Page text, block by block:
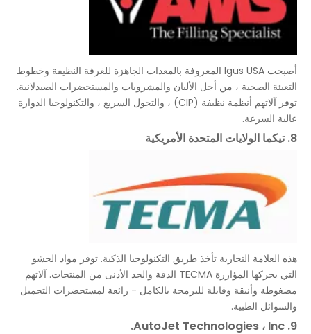
أصبحت Igus USA المعروفة بالمعدات الجاهزة للغرفة النظيفة وخطوط
التعبئة الصحية ، من أجل الألبان والمشروبات والمستحضرات الصيدلانية.
توفر آلاتهم أنظمة نظيفة (CIP) ، والتحول السريع ، والتكنولوجيا الدوارة
عالية السرعة.
8. تيكما الولايات المتحدة الأمريكية
هذه العلامة التجارية تأخذ طريق التكنولوجيا الذكية. توفر مواد الحشو
التي يحركها المؤازرة TECMA الدقة والحد الأدنى من المنتجات. آلاتهم
مضغوطة وأنيقة وقابلة للبرمجة بالكامل - رائعة لمستحضرات التجميل
والسوائل الطبية.
9. AutoJet Technologies ، Inc.